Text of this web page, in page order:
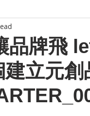
Social Wedia
you Do Mi So
無標題
品牌飛
立元